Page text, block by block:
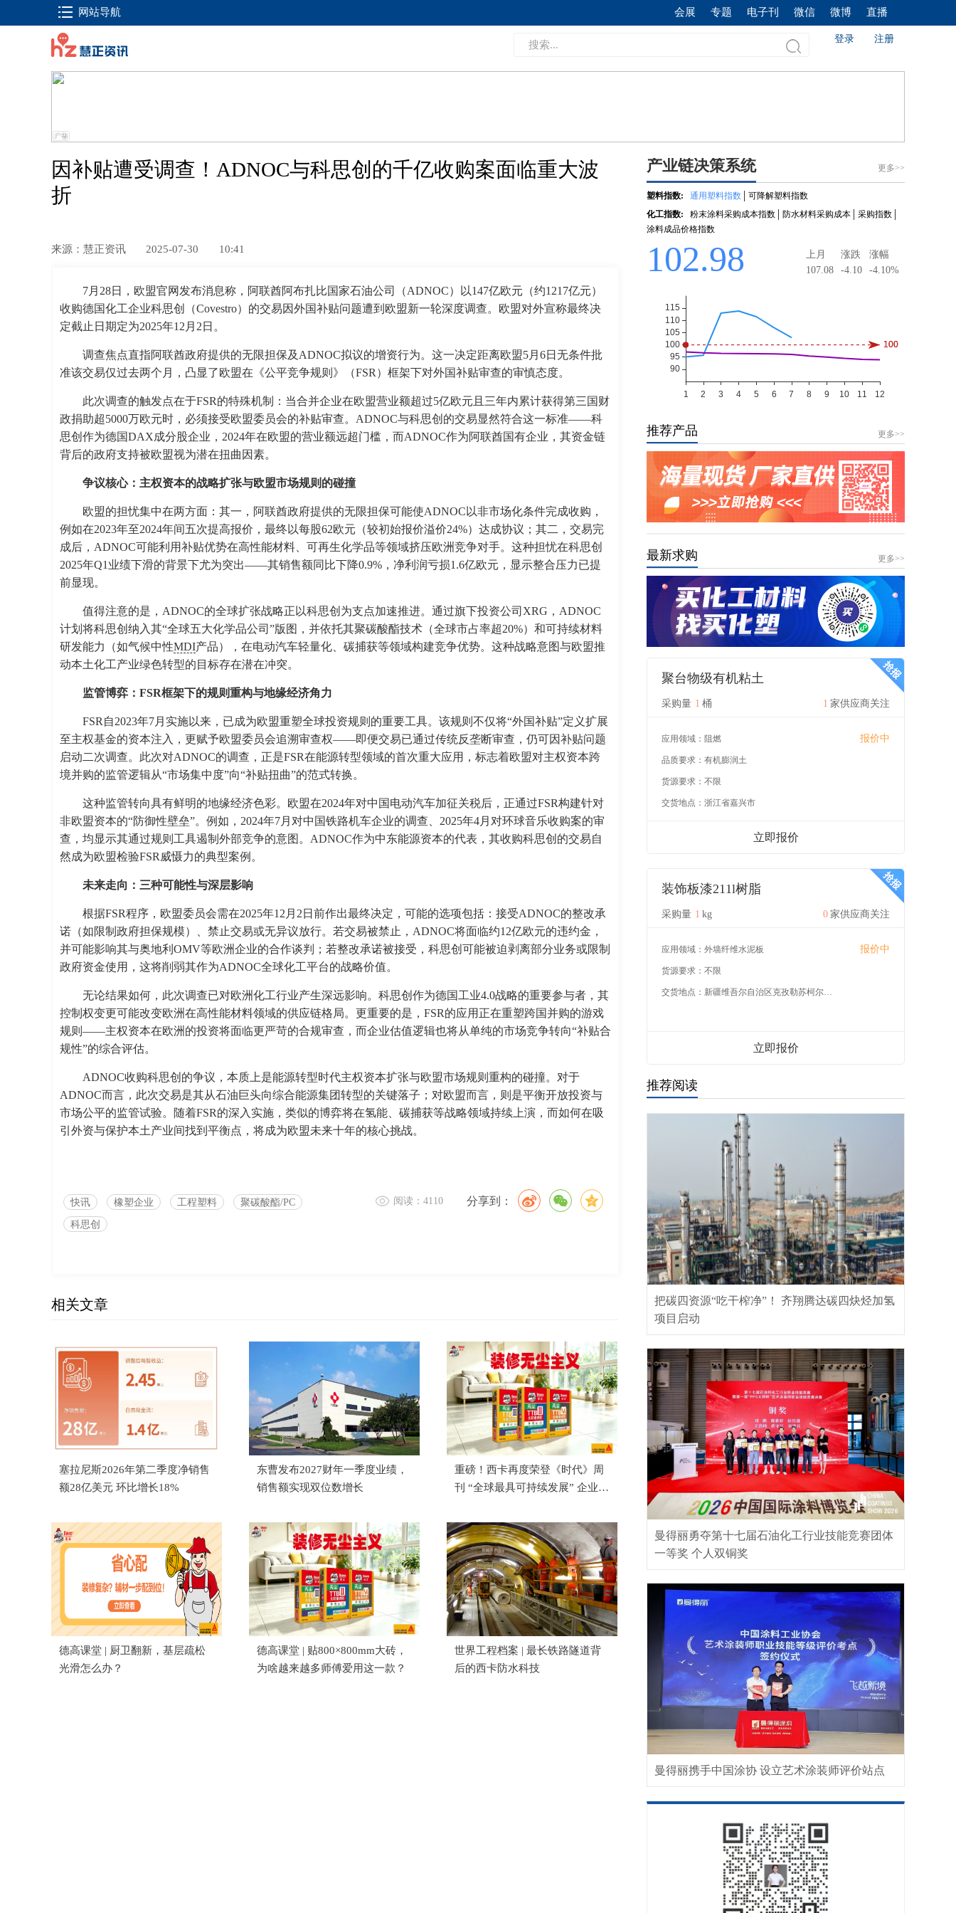
网站导航 会展 专题 电子刊 微信 微博 直播
登录 注册
因补贴遭受调查！ADNOC与科思创的千亿收购案面临重大波
折
来源：慧正资讯 2025-07-30 10:41
7月28日，欧盟官网发布消息称，阿联酋阿布扎比国家石油公司（ADNOC）以147亿欧元（约1217亿元）
收购德国化工企业科思创（Covestro）的交易因外国补贴问题遭到欧盟新一轮深度调查。欧盟对外宣称最终决
定截止日期定为2025年12月2日。
调查焦点直指阿联酋政府提供的无限担保及ADNOC拟议的增资行为。这一决定距离欧盟5月6日无条件批
准该交易仅过去两个月，凸显了欧盟在《公平竞争规则》（FSR）框架下对外国补贴审查的审慎态度。
此次调查的触发点在于FSR的特殊机制：当合并企业在欧盟营业额超过5亿欧元且三年内累计获得第三国财
政捐助超5000万欧元时，必须接受欧盟委员会的补贴审查。ADNOC与科思创的交易显然符合这一标准——科
思创作为德国DAX成分股企业，2024年在欧盟的营业额远超门槛，而ADNOC作为阿联酋国有企业，其资金链
背后的政府支持被欧盟视为潜在扭曲因素。
争议核心：主权资本的战略扩张与欧盟市场规则的碰撞
欧盟的担忧集中在两方面：其一，阿联酋政府提供的无限担保可能使ADNOC以非市场化条件完成收购，
例如在2023年至2024年间五次提高报价，最终以每股62欧元（较初始报价溢价24%）达成协议；其二，交易完
成后，ADNOC可能利用补贴优势在高性能材料、可再生化学品等领域挤压欧洲竞争对手。这种担忧在科思创
2025年Q1业绩下滑的背景下尤为突出——其销售额同比下降0.9%，净利润亏损1.6亿欧元，显示整合压力已提
前显现。
值得注意的是，ADNOC的全球扩张战略正以科思创为支点加速推进。通过旗下投资公司XRG，ADNOC
计划将科思创纳入其“全球五大化学品公司”版图，并依托其聚碳酸酯技术（全球市占率超20%）和可持续材料
研发能力（如气候中性MDI产品），在电动汽车轻量化、碳捕获等领域构建竞争优势。这种战略意图与欧盟推
动本土化工产业绿色转型的目标存在潜在冲突。
监管博弈：FSR框架下的规则重构与地缘经济角力
FSR自2023年7月实施以来，已成为欧盟重塑全球投资规则的重要工具。该规则不仅将“外国补贴”定义扩展
至主权基金的资本注入，更赋予欧盟委员会追溯审查权——即便交易已通过传统反垄断审查，仍可因补贴问题
启动二次调查。此次对ADNOC的调查，正是FSR在能源转型领域的首次重大应用，标志着欧盟对主权资本跨
境并购的监管逻辑从“市场集中度”向“补贴扭曲”的范式转换。
这种监管转向具有鲜明的地缘经济色彩。欧盟在2024年对中国电动汽车加征关税后，正通过FSR构建针对
非欧盟资本的“防御性壁垒”。例如，2024年7月对中国铁路机车企业的调查、2025年4月对环球音乐收购案的审
查，均显示其通过规则工具遏制外部竞争的意图。ADNOC作为中东能源资本的代表，其收购科思创的交易自
然成为欧盟检验FSR威慑力的典型案例。
未来走向：三种可能性与深层影响
根据FSR程序，欧盟委员会需在2025年12月2日前作出最终决定，可能的选项包括：接受ADNOC的整改承
诺（如限制政府担保规模）、禁止交易或无异议放行。若交易被禁止，ADNOC将面临约12亿欧元的违约金，
并可能影响其与奥地利OMV等欧洲企业的合作谈判；若整改承诺被接受，科思创可能被迫剥离部分业务或限制
政府资金使用，这将削弱其作为ADNOC全球化工平台的战略价值。
无论结果如何，此次调查已对欧洲化工行业产生深远影响。科思创作为德国工业4.0战略的重要参与者，其
控制权变更可能改变欧洲在高性能材料领域的供应链格局。更重要的是，FSR的应用正在重塑跨国并购的游戏
规则——主权资本在欧洲的投资将面临更严苛的合规审查，而企业估值逻辑也将从单纯的市场竞争转向“补贴合
规性”的综合评估。
ADNOC收购科思创的争议，本质上是能源转型时代主权资本扩张与欧盟市场规则重构的碰撞。对于
ADNOC而言，此次交易是其从石油巨头向综合能源集团转型的关键落子；对欧盟而言，则是平衡开放投资与
市场公平的监管试验。随着FSR的深入实施，类似的博弈将在氢能、碳捕获等战略领域持续上演，而如何在吸
引外资与保护本土产业间找到平衡点，将成为欧盟未来十年的核心挑战。
快讯 橡塑企业 工程塑料 聚碳酸酯/PC
科思创
阅读：4110 分享到：
相关文章
塞拉尼斯2026年第二季度净销售
额28亿美元 环比增长18%
东曹发布2027财年一季度业绩，
销售额实现双位数增长
重磅！西卡再度荣登《时代》周
刊 “全球最具可持续发展” 企业榜
德高课堂 | 厨卫翻新，基层疏松
光滑怎么办？
德高课堂 | 贴800×800mm大砖，
为啥越来越多师傅爱用这一款？
世界工程档案 | 最长铁路隧道背
后的西卡防水科技
推荐产品 更多>>
最新求购 更多>>
聚台物级有机粘土
采购量 1 桶 1 家供应商关注
应用领域： 阻燃 报价中
品质要求： 有机膨润土
货源要求： 不限
交货地点： 浙江省嘉兴市
立即报价
装饰板漆211l树脂
采购量 1 kg 0 家供应商关注
应用领域： 外墙纤维水泥板 报价中
货源要求： 不限
交货地点： 新疆维吾尔自治区克孜勒苏柯尔克孜自治州
立即报价
推荐阅读
把碳四资源“吃干榨净”！ 齐翔腾达碳四炔烃加氢
项目启动
曼得丽勇夺第十七届石油化工行业技能竞赛团体
一等奖 个人双铜奖
曼得丽携手中国涂协 设立艺术涂装师评价站点